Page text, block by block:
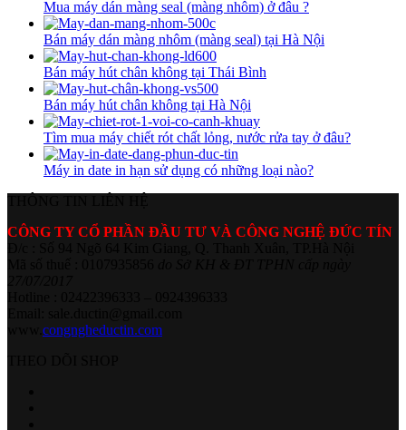
Mua máy dán màng seal (màng nhôm) ở đâu ?
Bán máy dán màng nhôm (màng seal) tại Hà Nội
Bán máy hút chân không tại Thái Bình
Bán máy hút chân không tại Hà Nội
Tìm mua máy chiết rót chất lỏng, nước rửa tay ở đâu?
Máy in date in hạn sử dụng có những loại nào?
CÔNG TY CỔ PHẦN ĐẦU TƯ VÀ CÔNG NGHỆ ĐỨC TÍN
congngheductin.com